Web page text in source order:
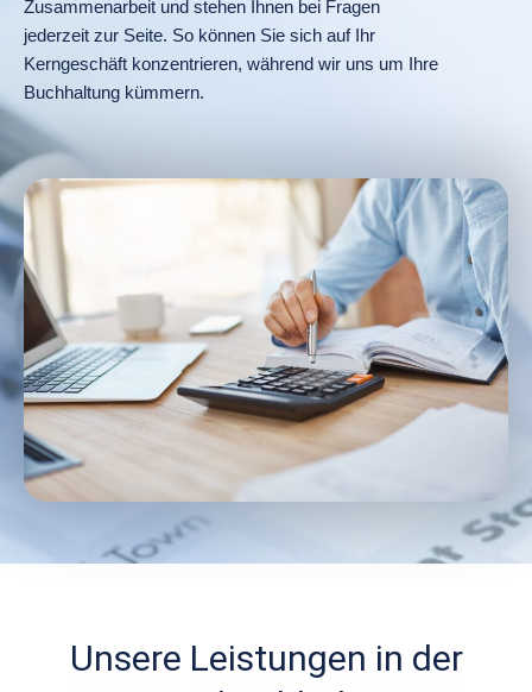
Zusammenarbeit und stehen Ihnen bei Fragen
jederzeit zur Seite. So können Sie sich auf Ihr
Kerngeschäft konzentrieren, während wir uns um Ihre
Buchhaltung kümmern.
Unsere Leistungen in der